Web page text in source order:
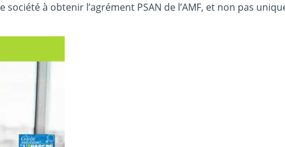
société à obtenir l’agrément PSAN de l’AMF, et non pas